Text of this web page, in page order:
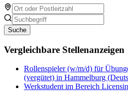
Suche
Vergleichbare Stellenanzeigen
Rollenspieler (w/m/d) für
(vergütet) in Hammelburg
Werkstudent im Bereich